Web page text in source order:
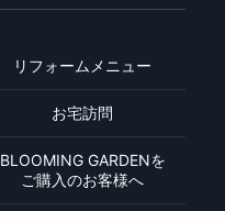
リフォームメニュー
お宅訪問
BLOOMING GARDENを
ご購入のお客様へ